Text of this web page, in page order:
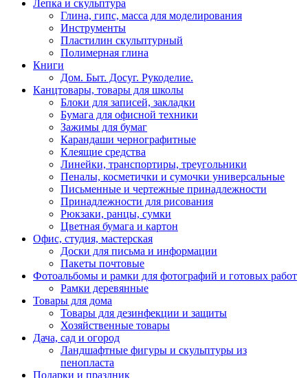
Лепка и скульптура
Глина, гипс, масса для моделирования
Инструменты
Пластилин скульптурный
Полимерная глина
Книги
Дом. Быт. Досуг. Рукоделие.
Канцтовары, товары для школы
Блоки для записей, закладки
Бумага для офисной техники
Зажимы для бумаг
Карандаши чернографитные
Клеящие средства
Линейки, транспортиры, треугольники
Пеналы, косметички и сумочки универсальные
Письменные и чертежные принадлежности
Принадлежности для рисования
Рюкзаки, ранцы, сумки
Цветная бумага и картон
Офис, студия, мастерская
Доски для письма и информации
Пакеты почтовые
Фотоальбомы и рамки для фотографий и готовых работ
Рамки деревянные
Товары для дома
Товары для дезинфекции и защиты
Хозяйственные товары
Дача, сад и огород
Ландшафтные фигуры и скульптуры из
пенопласта
Подарки и праздник